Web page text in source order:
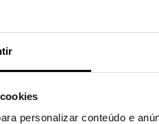
personalizar conteúdo e